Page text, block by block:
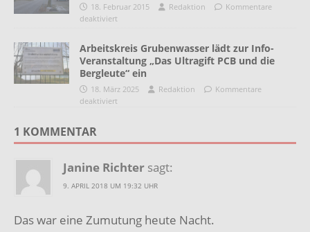
18. Februar 2015 Redaktion
Kommentare
deaktiviert
Arbeitskreis Grubenwasser lädt zur Info-
Veranstaltung „Das Ultragift PCB und die
Bergleute“ ein
18. März 2025 Redaktion
Kommentare
deaktiviert
1 KOMMENTAR
Janine Richter sagt:
9. APRIL 2018 UM 19:32 UHR
Das war eine Zumutung heute Nacht.